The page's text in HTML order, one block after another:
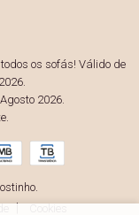
os sofás! Válido de
2026.